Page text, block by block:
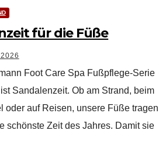
für die Füße
Foot Care Spa Fußpflege-Serie
San­dalen­zeit. Ob am Strand, beim
oder auf Reisen, unsere Füße tra­gen
schön­ste Zeit des Jahres. Damit sie